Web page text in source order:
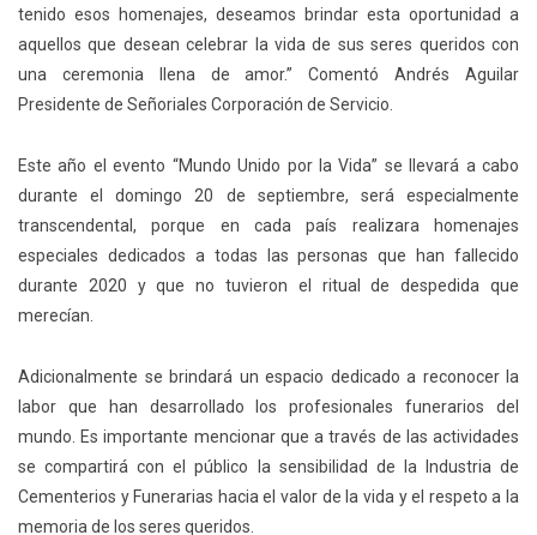
tenido esos homenajes, deseamos brindar esta oportunidad a
aquellos que desean celebrar la vida de sus seres queridos con
una ceremonia llena de amor.” Comentó Andrés Aguilar
Presidente de Señoriales Corporación de Servicio.
Este año el evento “Mundo Unido por la Vida” se llevará a cabo
durante el domingo 20 de septiembre, será especialmente
transcendental, porque en cada país realizara homenajes
especiales dedicados a todas las personas que han fallecido
durante 2020 y que no tuvieron el ritual de despedida que
merecían.
Adicionalmente se brindará un espacio dedicado a reconocer la
labor que han desarrollado los profesionales funerarios del
mundo. Es importante mencionar que a través de las actividades
se compartirá con el público la sensibilidad de la Industria de
Cementerios y Funerarias hacia el valor de la vida y el respeto a la
memoria de los seres queridos.